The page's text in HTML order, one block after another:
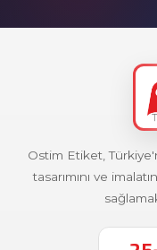
Ostim Etiket,
tasarımını ve